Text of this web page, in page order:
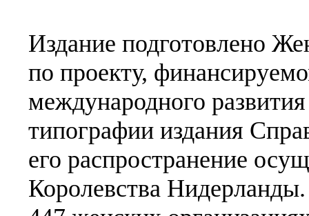
Издание подготовлено
по проекту,
международного
типографии издания
его распространение
Королевства